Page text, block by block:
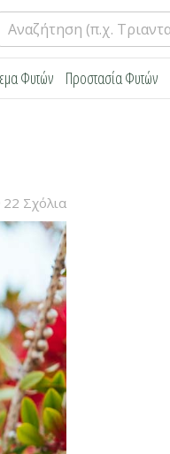
Αναζήτηση
Φυτών Προστασία Φυτών
22 Σχόλια